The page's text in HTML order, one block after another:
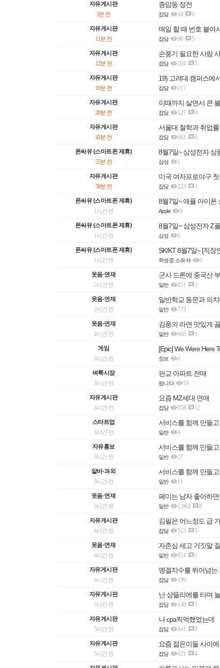
자유게시판 종암동 정전
3분 전 잡담 34 6
자유게시판 매일 할 때 번호 붙여
11분 전 잡담 96 5
자유게시판 손풍기 필요한 사람
12분 전 잡담 104 3
자유게시판 19) 고려대 캠퍼스에
16분 전 잡담 117
자유게시판 이때까지 살면서 큰
20분 전 잡담 127 9
자유게시판 서울대 철학과 취업
43분 전 잡담 681 6
폰싸유 (스마트폰 제휴) 8월7일~ 삼성전자 상
55분 전 삼성 1
자유게시판 미국 여자프로야구
58분 전 잡담 223 3
폰싸유 (스마트폰 제휴) 8월7일~ 애플 아이폰
1시간 전 Apple 0
폰싸유 (스마트폰 제휴) 8월7일~ 삼성전자 Z
1시간 전 삼성 0
폰싸유 (스마트폰 제휴) SK/KT 8월7일~ [직장
1시간 전 학생증 소유자 0
웃음·연재 군사 드론에 중국산
2시간 전 일반 851 2
웃음·연재 일반학교 동문과 의
2시간 전 일반 773
웃음·연재 김풍의 라면 맛있게
2시간 전 일반 660 1
게임 [Epic] We Were Here
3시간 전 정보 0
벼룩시장 판교 아파트 전매
3시간 전 팝니다 19
자유게시판 요즘 MZ세대 연애
3시간 전 잡담 958 12
스타트업 서비스를 함께 만들
3시간 전 일반 4
자유홍보 서비스를 함께 만들
3시간 전 일반 27
알바·과외 서비스를 함께 만들
3시간 전 일반 11
웃음·연재 페미는 남자 좋아하
3시간 전 일반 1,063 8
자유게시판 김필은 어느정도 급
4시간 전 잡담 515 5
웃음·연재 자존심 세고 거짓말
4시간 전 일반 974 1
자유게시판 엥겔지수를 뛰어넘는
4시간 전 잡담 199
자유게시판 난 샹들리에를 타며
5시간 전 잡담 149 1
자유게시판 나 cpa찍먹했었는데
5시간 전 잡담 441 8
자유게시판 요즘 젊은이들 사이
5시간 전 잡담 621 4